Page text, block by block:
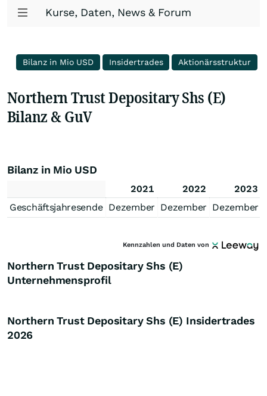
Kurse, Daten, News & Forum
Bilanz in Mio USD Insidertrades Aktionärsstruktur
Northern Trust Depositary Shs (E)
Bilanz & GuV
Bilanz in Mio USD
2021 2022
2023
Geschäftsjahresende Dezember Dezember Dezember
Kennzahlen und Daten von
Northern Trust Depositary Shs (E)
Unternehmensprofil
Northern Trust Depositary Shs (E) Insidertrades
2026